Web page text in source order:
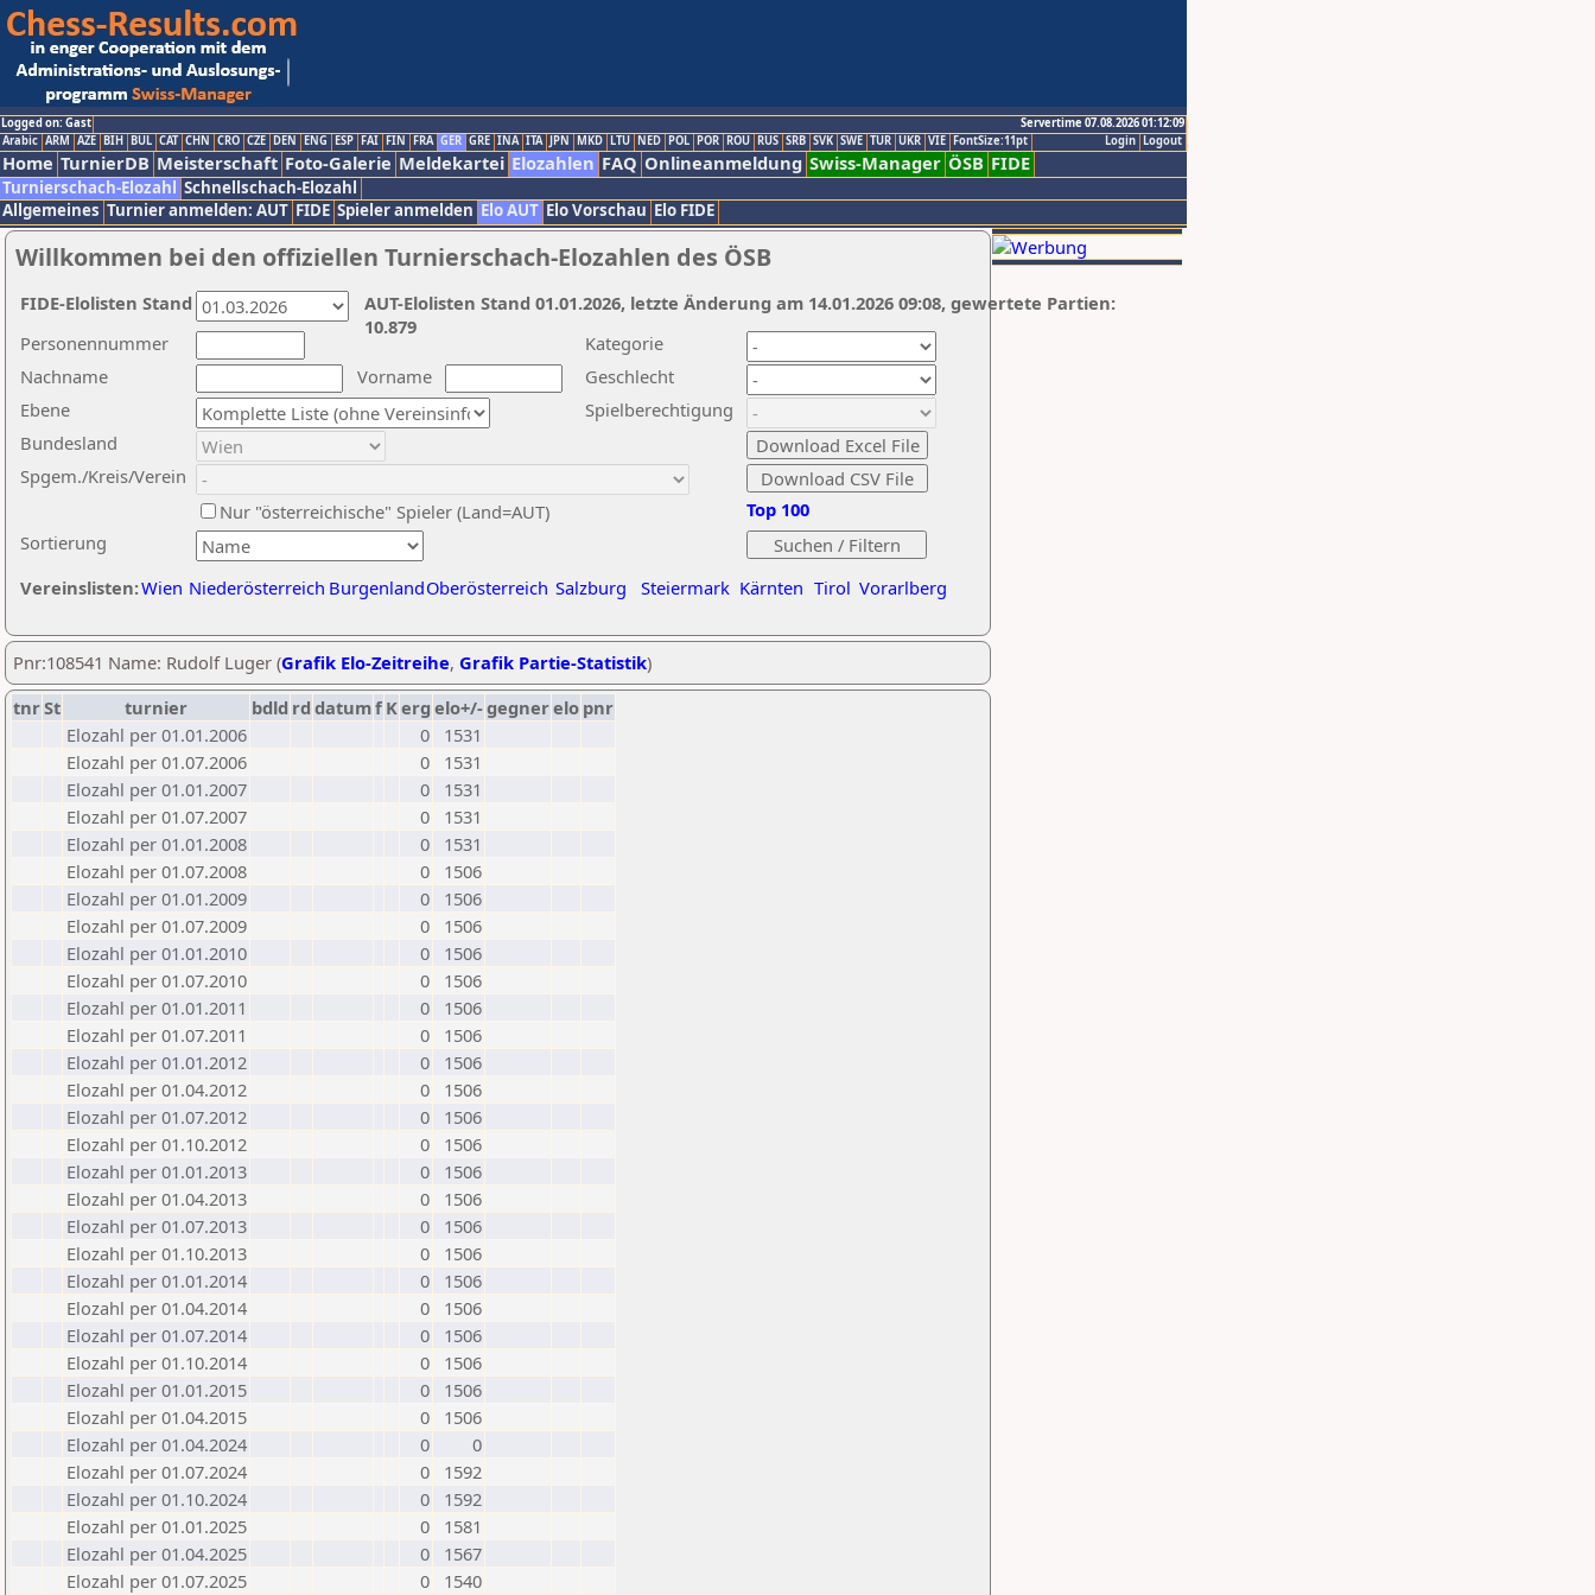
Logged on: Gast
Servertime 07.08.2026 01:12:09
Logout
Login
Arabic ARM AZE BIH BUL CAT CHN CRO CZE DEN ENG ESP FAI FIN FRA GER GRE INA ITA JPN MKD LTU NED POL POR ROU RUS SRB SVK SWE TUR UKR VIE FontSize:11pt
Home TurnierDB Meisterschaft Foto-Galerie Meldekartei Elozahlen FAQ Onlineanmeldung Swiss-Manager ÖSB FIDE
Turnierschach-Elozahl Schnellschach-Elozahl
Allgemeines Turnier anmelden: AUT FIDE Spieler anmelden Elo AUT Elo Vorschau Elo FIDE
Willkommen bei den offiziellen Turnierschach-Elozahlen des ÖSB
Nachname
Vorname
Ebene
Kategorie
Sortierung
Personennummer
Bundesland
Spgem./Kreis/Verein
Geschlecht
Nur "österreichische" Spieler (Land=AUT)
Spielberechtigung
Vereinslisten:Wien Niederösterreich BurgenlandOberösterreich Salzburg Steiermark Kärnten Tirol Vorarlberg
Top 100
AUT-Elolisten Stand 01.01.2026, letzte Änderung am 14.01.2026 09:08, gewertete Partien:
10.879
FIDE-Elolisten Stand
Pnr:108541 Name: Rudolf Luger (Grafik Elo-Zeitreihe, Grafik Partie-Statistik)
tnrSt turnier bdld rd datumf Kerg elo+/-gegnerelo pnr
Elozahl per 01.01.2006
0
1531
Elozahl per 01.07.2006
0
1531
Elozahl per 01.01.2007
0
1531
Elozahl per 01.07.2007
0
1531
Elozahl per 01.01.2008
0
1531
Elozahl per 01.07.2008
0
1506
Elozahl per 01.01.2009
0
1506
Elozahl per 01.07.2009
0
1506
Elozahl per 01.01.2010
0
1506
Elozahl per 01.07.2010
0
1506
Elozahl per 01.01.2011
0
1506
Elozahl per 01.07.2011
0
1506
Elozahl per 01.01.2012
0
1506
Elozahl per 01.04.2012
0
1506
Elozahl per 01.07.2012
0
1506
Elozahl per 01.10.2012
0
1506
Elozahl per 01.01.2013
0
1506
Elozahl per 01.04.2013
0
1506
Elozahl per 01.07.2013
0
1506
Elozahl per 01.10.2013
0
1506
Elozahl per 01.01.2014
0
1506
Elozahl per 01.04.2014
0
1506
Elozahl per 01.07.2014
0
1506
Elozahl per 01.10.2014
0
1506
Elozahl per 01.01.2015
0
1506
Elozahl per 01.04.2015
0
1506
Elozahl per 01.04.2024
0
0
Elozahl per 01.07.2024
0
1592
Elozahl per 01.10.2024
0
1592
Elozahl per 01.01.2025
0
1581
Elozahl per 01.04.2025
0
1567
Elozahl per 01.07.2025
0 1540